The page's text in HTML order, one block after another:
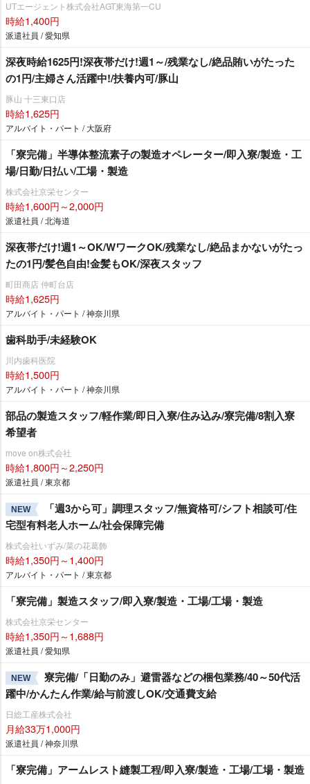
UTエージェント株式会社AGT東海第一CU
時給1,400円
派遣社員 / 愛知県
深夜時給1625円!深夜帯だけ!週1～/残業なし/絶品賄いがたった
の1円/主婦さん活躍中!/扶養内可/豚山
豚山 十三東口店
時給1,625円
アルバイト・パート / 大阪府
「寮完備」半導体整流素子の製造オペレーター/即入寮/製造・工
場/日勤/日払い/工場・製造
株式会社京栄センター
時給1,600円～2,000円
派遣社員 / 北海道
深夜帯だけ!週1～OK/WワークOK/残業なし/絶品まかないがたっ
たの1円/髪色自由!金髪もOK/深夜スタッフ
町田商店 仲町台店
時給1,625円
アルバイト・パート / 神奈川県
歯科助手/未経験OK
川内歯科医院
時給1,500円
アルバイト・パート / 神奈川県
部品の製造スタッフ/軽作業/即日入寮/住み込み/寮完備/8割入寮
希望者
move on株式会社
時給1,800円～2,250円
派遣社員 / 東京都
NEW
「週3から可」調理スタッフ/無資格可/シフト相談可/住
宅型有料老人ホーム/社会保障完備
株式会社いずみ/菜の花葛飾
時給1,350円～1,400円
アルバイト・パート / 東京都
「寮完備」製造スタッフ/即入寮/製造・工場/工場・製造
株式会社京栄センター
時給1,350円～1,688円
派遣社員 / 愛知県
NEW
寮完備/「日勤のみ」避雷器などの梱包業務/40～50代活
躍中/かんたん作業/給与前渡しOK/交通費支給
日総工産株式会社
月給33万1,000円
派遣社員 / 神奈川県
「寮完備」アームレスト縫製工程/即入寮/製造・工場/工場・製造